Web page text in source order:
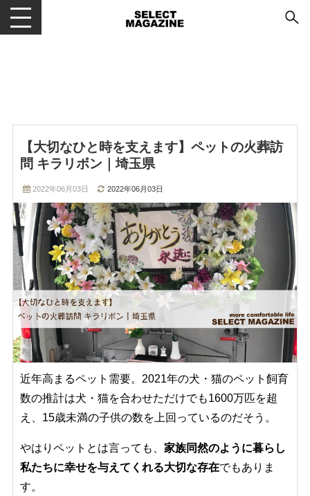
メニューを開閉する
【大切なひと時を支えます】ペットの火葬訪
問 キラリボン｜埼玉県
2022年06月03日 2022年06月03日
近年高まるペット需要。2021年の犬・猫のペット飼育
数の推計は犬・猫を合わせただけでも1600万匹を超
え、15歳未満の子供の数を上回っているのだそう。
やはりペットとは言っても、 家族同然のように暮らし
私たちに幸せを与えてくれる大切な存在でもありま
す。